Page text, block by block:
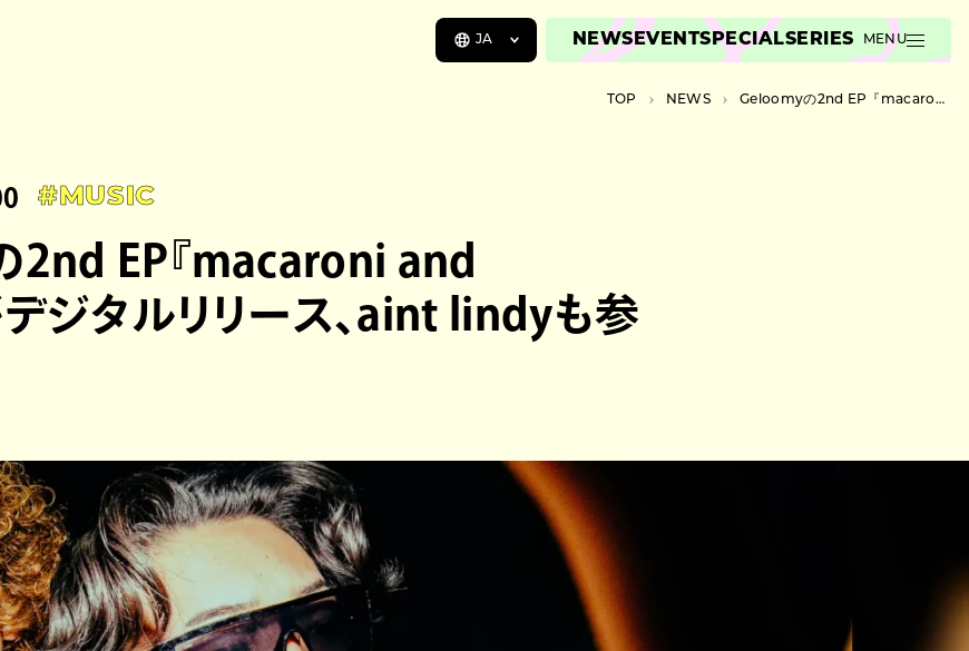
JA NEWS EVENTSPECIALSERIES MENU
TOP NEWS Geloomyの2nd EP『macaroni and cheese』がデジタルリリース、aint lindyも参加
#MUSIC
2nd EP『macaroni and
ジタルリリース、aint lindyも参